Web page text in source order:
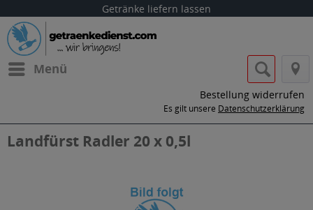
Getränke liefern lassen
Menü
Bestellung widerrufen
Es gilt unsere Datenschutzerklärung
Landfürst Radler 20 x 0,5l